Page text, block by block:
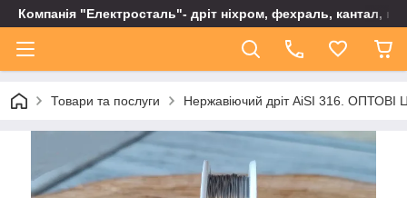
Компанія "Електросталь"- дріт ніхром, фехраль, кантал,
Товари та послуги Нержавіючий дріт AiSI 316. ОПТОВІ